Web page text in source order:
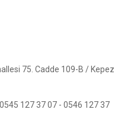
75. Cadde 109-B / Kepez
127 37 07 - 0546 127 37